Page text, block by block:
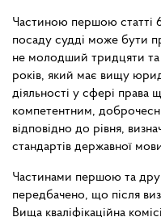
Частиною першою статті
посаду судді може бути
не молодший тридцяти та
років, який має вищу
діяльності у сфері права
компетентним,
відповідно до рівня,
стандартів державної
Частинами першою та
передбачено, що після
Вища кваліфікаційна